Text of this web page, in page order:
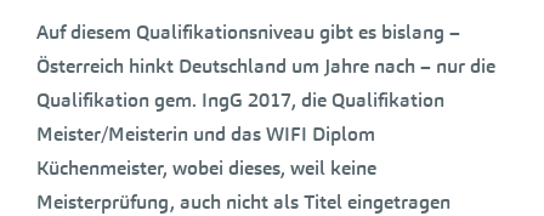
Auf diesem Qualifikationsniveau gibt es bislang –
Österreich hinkt Deutschland um Jahre nach – nur die
Qualifikation gem. IngG 2017, die Qualifikation
Meister/Meisterin und das WIFI Diplom
Küchenmeister, wobei dieses, weil keine
Meisterprüfung, auch nicht als Titel eingetragen